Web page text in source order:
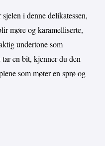
i denne delikatessen,
møre og karamelliserte,
undertone som
en bit, kjenner du den
som møter en sprø og